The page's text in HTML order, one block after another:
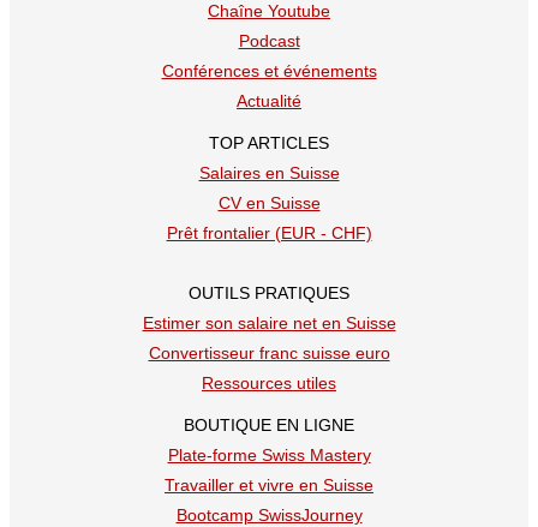
Chaîne Youtube
Podcast
Conférences et événements
Actualité
TOP ARTICLES
Salaires en Suisse
CV en Suisse
Prêt frontalier (EUR - CHF)
OUTILS PRATIQUES
Estimer son salaire net en Suisse
Convertisseur franc suisse euro
Ressources utiles
BOUTIQUE EN LIGNE
Plate-forme Swiss Mastery
Travailler et vivre en Suisse
Bootcamp SwissJourney